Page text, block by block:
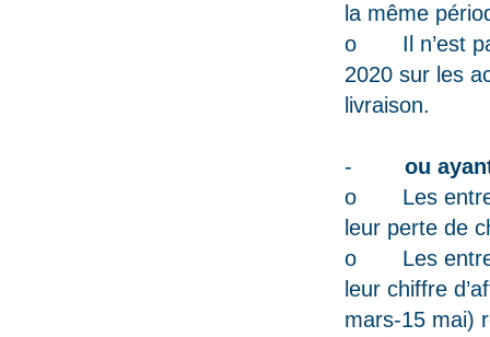
la même
o Il n’est pas
2020 sur les
livraison.
- ou ayant
o Les
leur perte de
o Les
leur chiffre
mars-15 mai)